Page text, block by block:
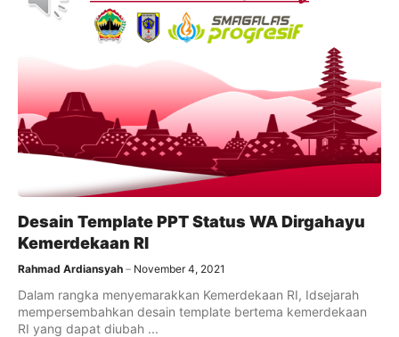
Desain Template PPT Status WA Dirgahayu
Kemerdekaan RI
Rahmad Ardiansyah November 4, 2021
Dalam rangka menyemarakkan Kemerdekaan RI, Idsejarah
mempersembahkan desain template bertema kemerdekaan
RI yang dapat diubah ...